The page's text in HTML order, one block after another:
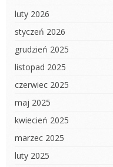
luty 2026
styczeń 2026
grudzień 2025
listopad 2025
czerwiec 2025
maj 2025
kwiecień 2025
marzec 2025
luty 2025